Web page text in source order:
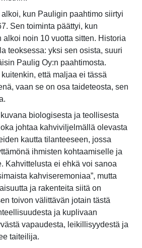
kun Pauligin paahtimo siirtyi
Sen toiminta päättyi, kun
alkoi noin 10 vuotta sitten. Historia
teoksessa: yksi sen osista, suuri
Paulig Oy:n paahtimosta.
kuitenkin, että maljaa ei tässä
vaan se on osa taideteosta, sen
biologisesta ja teollisesta
johtaa kahviviljelmällä olevasta
kautta tilanteeseen, jossa
ihmisten kohtaamiselle ja
Kahvittelusta ei ehkä voi sanoa
kahviseremoniaa”, mutta
ja rakenteita siitä on
toivon välittävän jotain tästä
ja kuplivaan
vapaudesta, leikillisyydestä ja
taiteilija.